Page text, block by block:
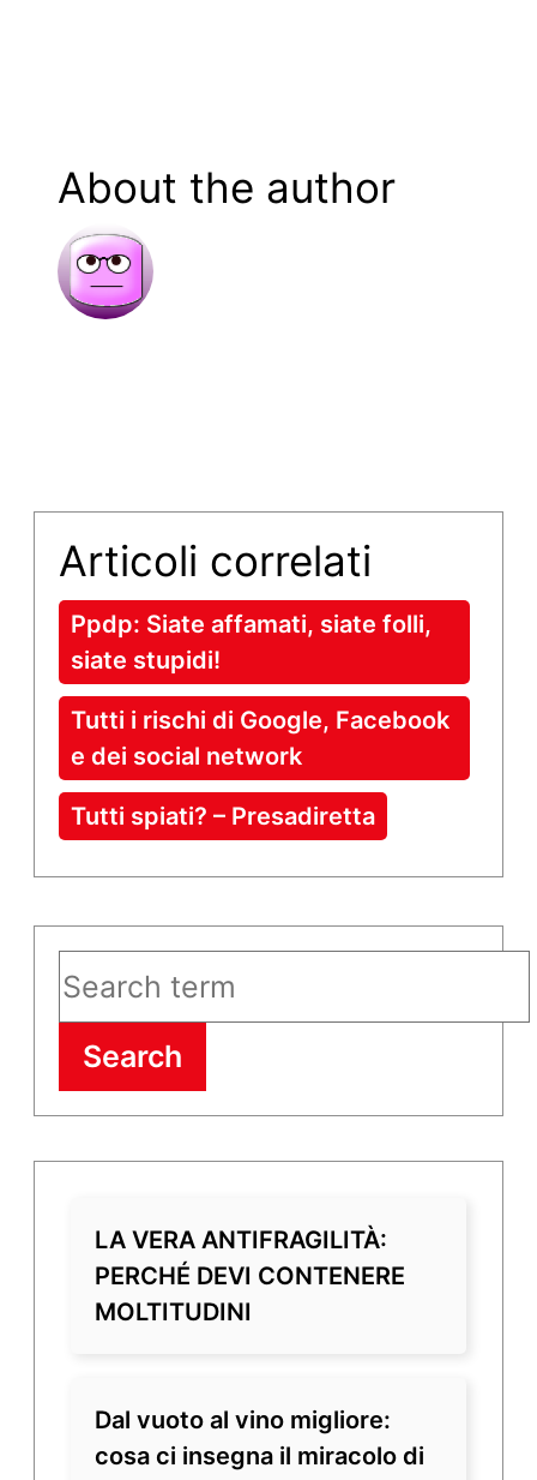
About the author
Articoli correlati
Ppdp: Siate affamati, siate folli,
siate stupidi!
Tutti i rischi di Google, Facebook
e dei social network
Tutti spiati? – Presadiretta
Search
LA VERA ANTIFRAGILITÀ:
PERCHÉ DEVI CONTENERE
MOLTITUDINI
Dal vuoto al vino migliore:
cosa ci insegna il miracolo di